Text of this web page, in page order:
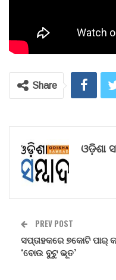
Share
ଓଡ଼ିଶା
PREV POST
ସପ୍ତାହକରେ ୭କୋଟି ପାର୍
‘ବୋଉ ବୁଟୁ ଭୂତ’